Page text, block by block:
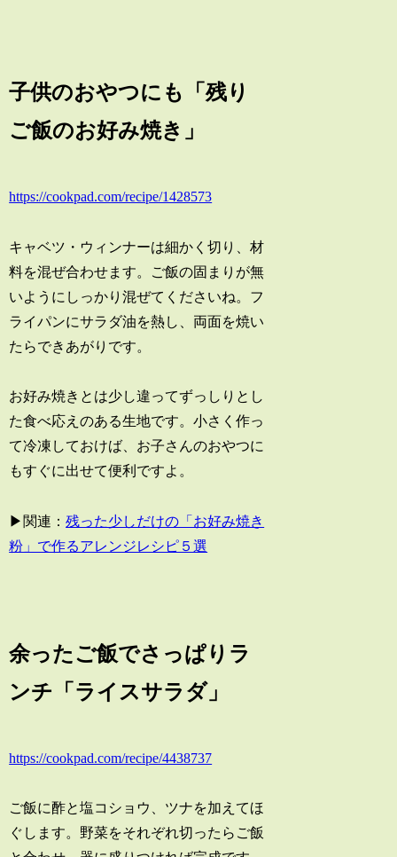
子供のおやつにも「残り
ご飯のお好み焼き」
https://cookpad.com/recipe/1428573
キャベツ・ウィンナーは細かく切り、材
料を混ぜ合わせます。ご飯の固まりが無
いようにしっかり混ぜてくださいね。フ
ライパンにサラダ油を熱し、両面を焼い
たらできあがりです。
お好み焼きとは少し違ってずっしりとし
た食べ応えのある生地です。小さく作っ
て冷凍しておけば、お子さんのおやつに
もすぐに出せて便利ですよ。
▶関連：残った少しだけの「お好み焼き
粉」で作るアレンジレシピ５選
余ったご飯でさっぱりラ
ンチ「ライスサラダ」
https://cookpad.com/recipe/4438737
ご飯に酢と塩コショウ、ツナを加えてほ
ぐします。野菜をそれぞれ切ったらご飯